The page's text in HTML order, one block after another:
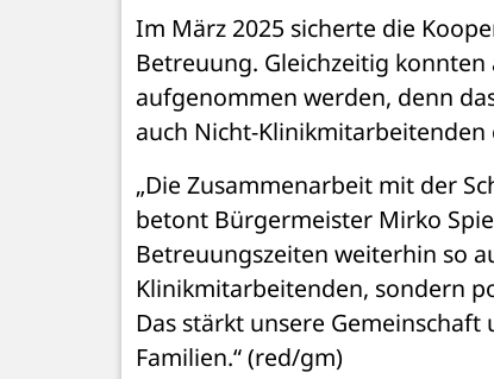
Im März 2025 sicherte die
Betreuung. Gleichzeitig
aufgenommen werden, denn
auch Nicht-
„Die Zusammenarbeit mit der
betont Bürgermeister Mirko
Betreuungszeiten weiterhin so
Klinikmitarbeitenden, sondern
Das stärkt unsere
Familien.“ (red/gm)